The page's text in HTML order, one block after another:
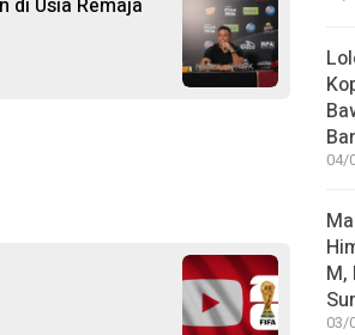
di Usia Remaja
04/
M,
03/